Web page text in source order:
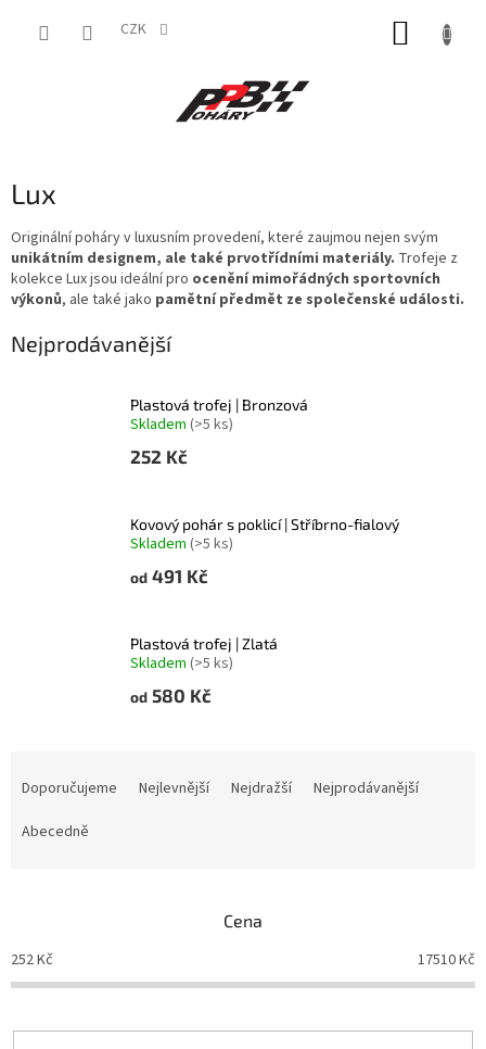
CZK
Lux
Originální poháry v luxusním provedení, které zaujmou nejen svým
unikátním designem, ale také prvotřídními materiály. Trofeje z
kolekce Lux jsou ideální pro ocenění mimořádných sportovních
výkonů, ale také jako pamětní předmět ze společenské události.
Nejprodávanější
Plastová trofej | Bronzová
Skladem (>5 ks)
252 Kč
Kovový pohár s poklicí | Stříbrno-fialový
Skladem (>5 ks)
od 491 Kč
Plastová trofej | Zlatá
Skladem (>5 ks)
od 580 Kč
o
d
k
Doporučujeme Nejlevnější Nejdražší
Nejprodávanější
Abecedně
Cena
252Kč 17510Kč